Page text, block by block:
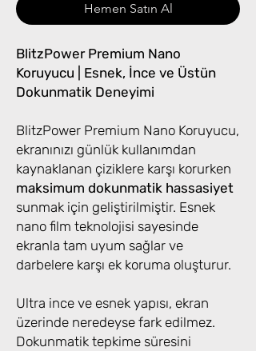
Hemen Satın Al
BlitzPower Premium Nano
Koruyucu | Esnek, İnce ve Üstün
Dokunmatik Deneyimi
BlitzPower Premium Nano Koruyucu,
ekranınızı günlük kullanımdan
kaynaklanan çiziklere karşı korurken
maksimum dokunmatik hassasiyet
sunmak için geliştirilmiştir. Esnek
nano film teknolojisi sayesinde
ekranla tam uyum sağlar ve
darbelere karşı ek koruma oluşturur.
Ultra ince ve esnek yapısı, ekran
üzerinde neredeyse fark edilmez.
Dokunmatik tepkime süresini